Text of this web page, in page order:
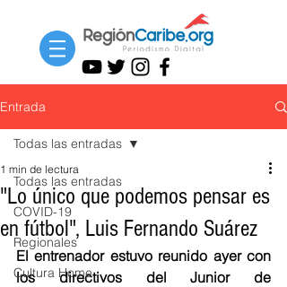
Entrada
Todas las entradas
COVID-19
Regionales
Cultura Home
Todas las entradas
"Lo único que podemos pensar es
en fútbol", Luis Fernando Suárez
1 min de lectura
El entrenador estuvo reunido ayer con
los directivos del Junior de